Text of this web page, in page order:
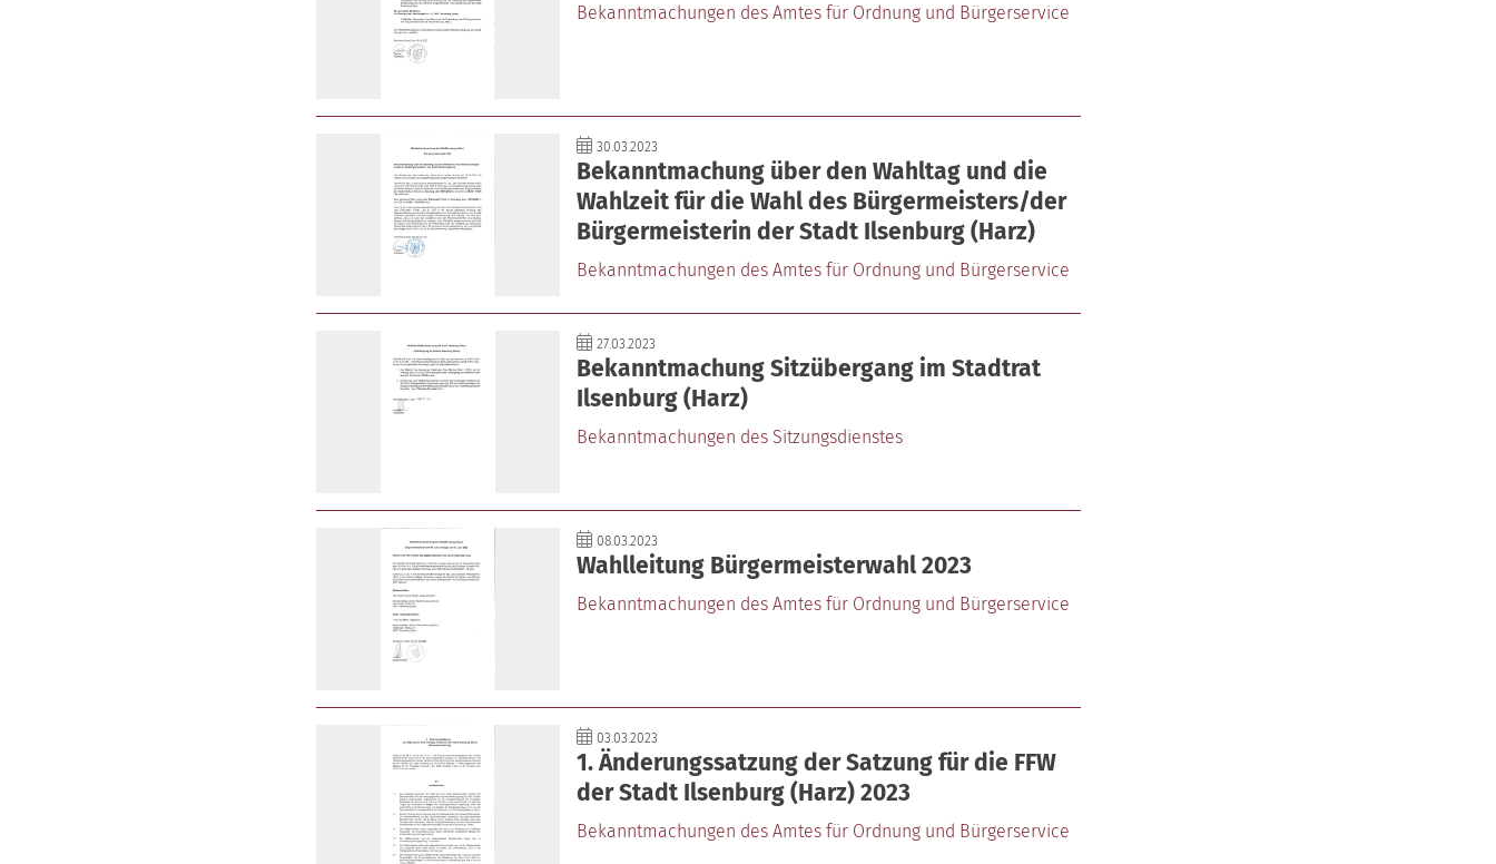
Bekanntmachungen des Amtes für Ordnung und Bürgerservice
30.03.2023
Bekanntmachung über den Wahltag und die
Wahlzeit für die Wahl des Bürgermeisters/der
Bürgermeisterin der Stadt Ilsenburg (Harz)
Bekanntmachungen des Amtes für Ordnung und Bürgerservice
27.03.2023
Bekanntmachung Sitzübergang im Stadtrat
Ilsenburg (Harz)
Bekanntmachungen des Sitzungsdienstes
08.03.2023
Wahlleitung Bürgermeisterwahl 2023
Bekanntmachungen des Amtes für Ordnung und Bürgerservice
03.03.2023
1. Änderungssatzung der Satzung für die FFW
der Stadt Ilsenburg (Harz) 2023
Bekanntmachungen des Amtes für Ordnung und Bürgerservice